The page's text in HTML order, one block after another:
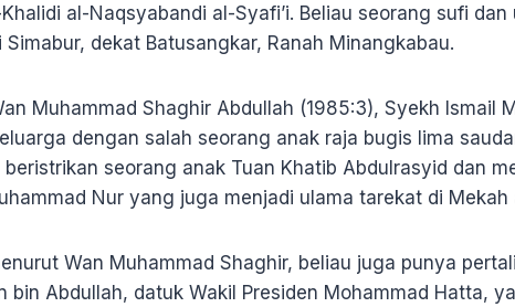
al-Naqsyabandi al-Syafi’i. Beliau seorang sufi
dekat Batusangkar, Ranah Minangkabau.
Muhammad Shaghir Abdullah (1985:3), Syekh Ismail
dengan salah seorang anak raja bugis lima
seorang anak Tuan Khatib Abdulrasyid dan
Nur yang juga menjadi ulama tarekat di
Wan Muhammad Shaghir, beliau juga punya
bin Abdullah, datuk Wakil Presiden Mohammad Hatta,